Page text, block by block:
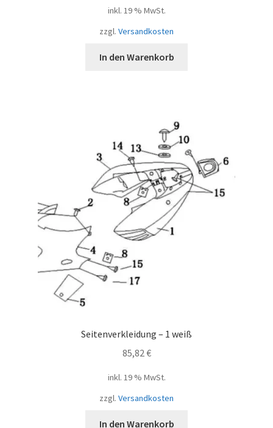
inkl. 19 % MwSt.
zzgl. Versandkosten
In den Warenkorb
Seitenverkleidung – 1 weiß
85,82 €
inkl. 19 % MwSt.
zzgl. Versandkosten
In den Warenkorb